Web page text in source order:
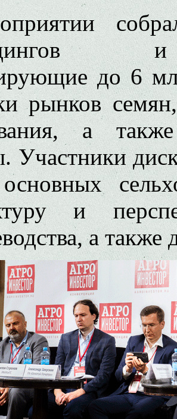
и
до 6
рынков
а
Участники
и
а